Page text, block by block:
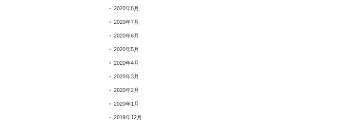
2020年8月
2020年7月
2020年6月
2020年5月
2020年4月
2020年3月
2020年2月
2020年1月
2019年12月